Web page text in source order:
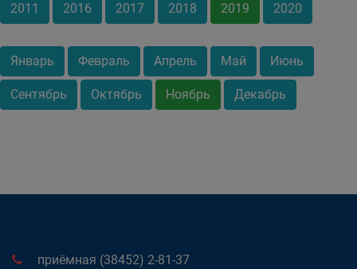
2011 2016 2017 2018 2019 2020
Январь Февраль Апрель Май Июнь
Сентябрь Октябрь Ноябрь Декабрь
приёмная (38452) 2-81-37